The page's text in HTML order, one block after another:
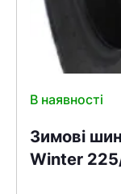
В наявності
Зимові
Winter